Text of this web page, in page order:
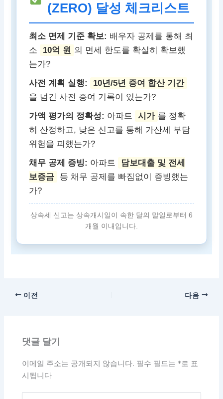
(ZERO) 달성 체크리스트
최소 면제 기준 확보: 배우자 공제를 통해 최
소
10억 원 의 면세 한도를 확실히 확보했
는가?
사전 계획 실행:
10년/5년 증여 합산 기간
을 넘긴 사전 증여 기록이 있는가?
가액 평가의 정확성: 아파트 시가 를 정확
히 산정하고, 낮은 신고를 통해 가산세 부담
위험을 피했는가?
채무 공제 증빙: 아파트
담보대출 및 전세
보증금
등 채무 공제를 빠짐없이 증빙했는
가?
상속세 신고는 상속개시일이 속한 달의 말일로부터 6
개월 이내입니다.
이전 다음
댓글 달기
이메일 주소는 공개되지 않습니다. 필수 필드는 *로 표
시됩니다